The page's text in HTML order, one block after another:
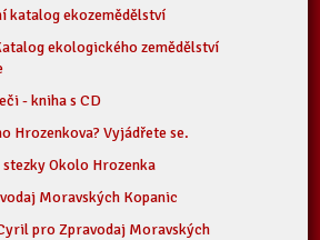
katalog ekozemědělství
ekologického zemědělství
- kniha s CD
Hrozenkova? Vyjádřete se.
stezky Okolo Hrozenka
Moravských Kopanic
pro Zpravodaj Moravských